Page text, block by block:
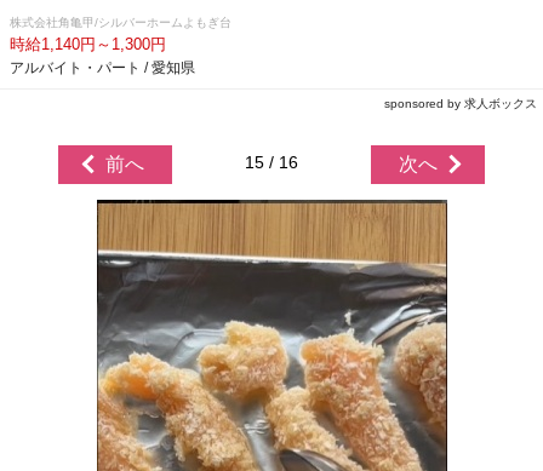
株式会社角亀甲/シルバーホームよもぎ台
時給1,140円～1,300円
アルバイト・パート / 愛知県
sponsored by 求人ボックス
前へ 15 / 16 次へ